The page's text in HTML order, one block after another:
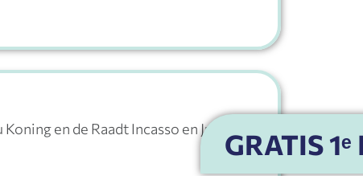
GRATIS
en de Raadt Incasso en Juristen